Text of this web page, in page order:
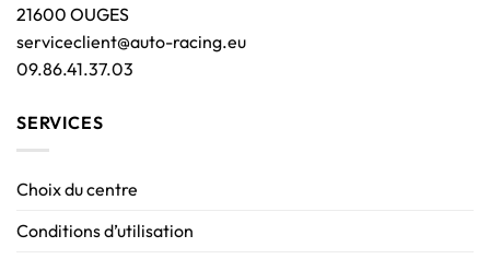
21600 OUGES
serviceclient@auto-racing.eu
09.86.41.37.03
SERVICES
Choix du centre
Conditions d’utilisation